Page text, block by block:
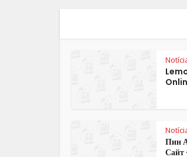
Пин
Сайт